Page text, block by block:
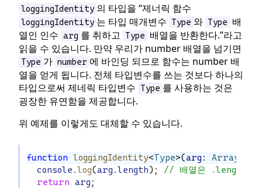
loggingIdentity 의 타입을 “제너릭 함수
loggingIdentity 는 타입 매개변수 Type 와 Type
배
열인 인수 arg 를 취하고 Type
배열을 반환한다.”라고
읽을 수 있습니다. 만약 우리가 number 배열을 넘기면
Type 가 number 에 바인딩 되므로 함수는 number 배
열을 얻게 됩니다. 전체 타입변수를 쓰는 것보다 하나의
타입으로써 제네릭 타입변수
Type 를 사용하는 것은
굉장한 유연함을 제공합니다.
위 예제를 이렇게도 대체할 수 있습니다.
function loggingIdentity<Type>(arg : Array
console .log(arg .length);
// 배열은 .length를
return arg ;